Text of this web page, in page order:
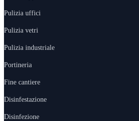
Pulizia uffici
Pulizia vetri
Pulizia industriale
Portineria
Fine cantiere
Disinfestazione
Disinfezione